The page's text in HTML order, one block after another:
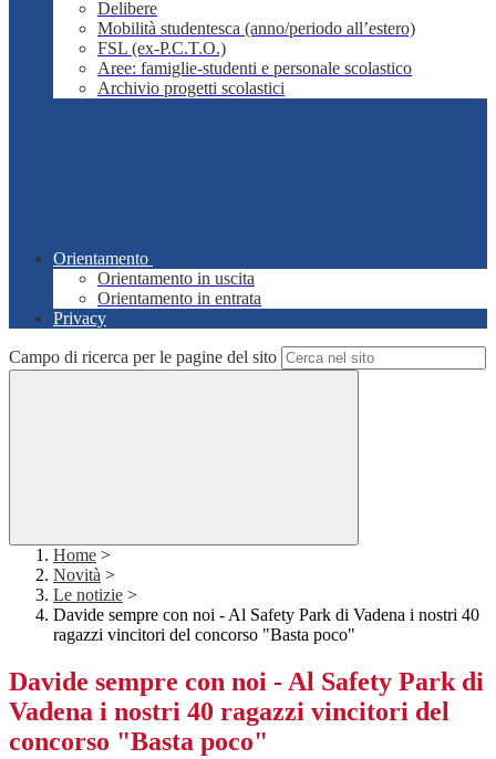
Delibere
Mobilità studentesca (anno/periodo all’estero)
FSL (ex-P.C.T.O.)
Aree: famiglie-studenti e personale scolastico
Archivio progetti scolastici
Orientamento
Orientamento in uscita
Orientamento in entrata
Privacy
Campo di ricerca per le pagine del sito
Home >
Novità >
Le notizie >
Davide sempre con noi - Al Safety Park di Vadena i nostri 40
ragazzi vincitori del concorso "Basta poco"
Davide sempre con noi - Al Safety Park di
Vadena i nostri 40 ragazzi vincitori del
concorso "Basta poco"